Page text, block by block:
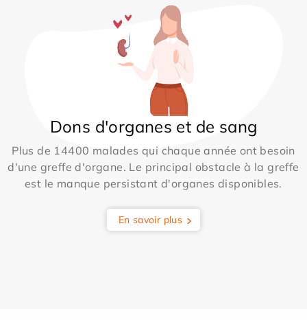
Dons d'organes et de sang
Plus de 14400 malades qui chaque année ont besoin
d'une greffe d'organe. Le principal obstacle à la greffe
est le manque persistant d'organes disponibles.
En savoir plus